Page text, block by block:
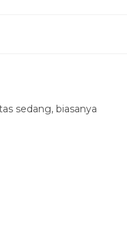
sedang, biasanya